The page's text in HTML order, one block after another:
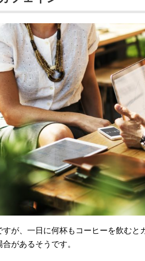
すが、一日に何杯もコーヒーを飲むと
があるそうです。